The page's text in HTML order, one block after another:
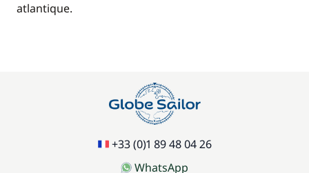
atlantique.
+33 (0)1 89 48 04 26
WhatsApp